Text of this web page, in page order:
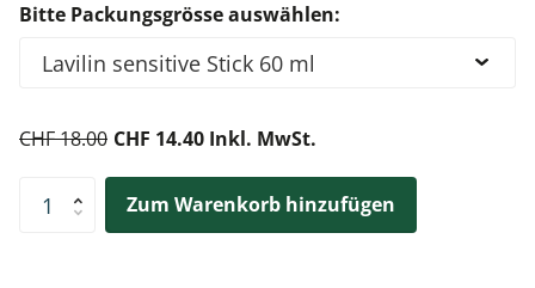
Bitte Packungsgrösse auswählen:
CHF 18.00 CHF 14.40 Inkl. MwSt.
Zum Warenkorb hinzufügen